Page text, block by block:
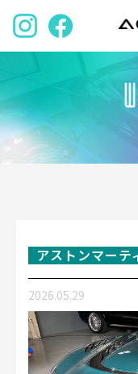
アストンマーテ
2026.05.29